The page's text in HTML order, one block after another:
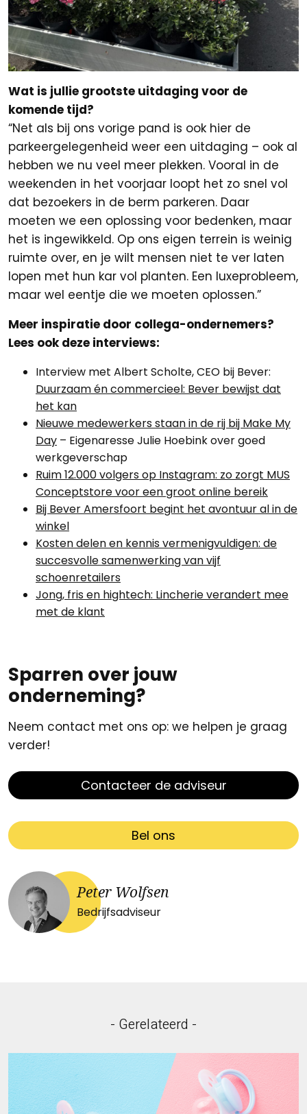
Wat is jullie grootste uitdaging voor de
komende tijd?
“Net als bij ons vorige pand is ook hier de
parkeergelegenheid weer een uitdaging – ook al
hebben we nu veel meer plekken. Vooral in de
weekenden in het voorjaar loopt het zo snel vol
dat bezoekers in de berm parkeren. Daar
moeten we een oplossing voor bedenken, maar
het is ingewikkeld. Op ons eigen terrein is weinig
ruimte over, en je wilt mensen niet te ver laten
lopen met hun kar vol planten. Een luxeprobleem,
maar wel eentje die we moeten oplossen.”
Meer inspiratie door collega-ondernemers?
Lees ook deze interviews:
Interview met Albert Scholte, CEO bij Bever:
Duurzaam én commercieel: Bever bewijst dat
het kan
Nieuwe medewerkers staan in de rij bij Make My
Day – Eigenaresse Julie Hoebink over goed
werkgeverschap
Ruim 12.000 volgers op Instagram: zo zorgt MUS
Conceptstore voor een groot online bereik
Bij Bever Amersfoort begint het avontuur al in de
winkel
Kosten delen en kennis vermenigvuldigen: de
succesvolle samenwerking van vijf
schoenretailers
Jong, fris en hightech: Lincherie verandert mee
met de klant
Sparren over jouw
onderneming?
Neem contact met ons op: we helpen je graag
verder!
Contacteer de adviseur
Bel ons
Peter Wolfsen
Bedrijfsadviseur
- Gerelateerd -